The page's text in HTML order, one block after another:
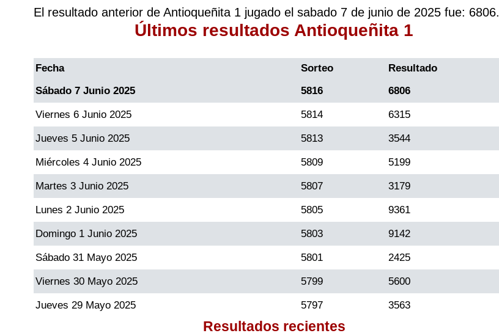
Culona día
Dorado Mañana
Dorado Tarde
Dorado Noche
Fantástica Día
Fantástica Noche
Motilon Tarde
Motilon Noche
El resultado anterior de Antioqueñita 1 jugado el sabado 7 de junio de 2025 fue: 6806.
Últimos resultados Antioqueñita 1
Fecha Sorteo
Resultado
Sábado 7 Junio 2025
5816 6806
Viernes 6 Junio 2025 5814 6315
Jueves 5 Junio 2025 5813 3544
Miércoles 4 Junio 2025 5809 5199
Martes 3 Junio 2025 5807 3179
Lunes 2 Junio 2025 5805 9361
Domingo 1 Junio 2025 5803 9142
Sábado 31 Mayo 2025 5801 2425
Viernes 30 Mayo 2025 5799 5600
Jueves 29 Mayo 2025 5797 3563
Resultados recientes